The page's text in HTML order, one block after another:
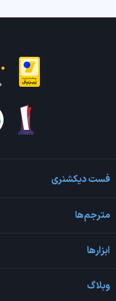
فست دیکشنری
مترجم‌ها
ابزارها
وبلاگ